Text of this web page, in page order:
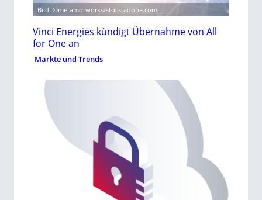
Bild: ©metamorworks/stock.adobe.com
Vinci Energies kündigt Übernahme von All
for One an
Märkte und Trends